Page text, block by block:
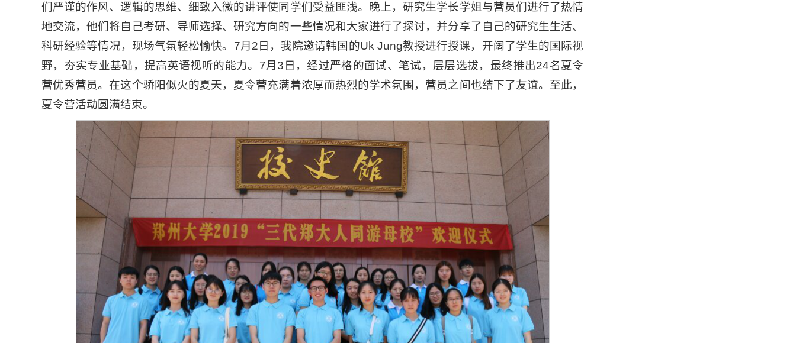
们严谨的作风、逻辑的思维、细致入微的讲评使同学们受益匪浅。晚上，研究生学长学姐与营员们进行了热情
地交流，他们将自己考研、导师选择、研究方向的一些情况和大家进行了探讨，并分享了自己的研究生生活、
科研经验等情况，现场气氛轻松愉快。7月2日，我院邀请韩国的Uk Jung教授进行授课，开阔了学生的国际视
野，夯实专业基础，提高英语视听的能力。7月3日，经过严格的面试、笔试，层层选拔，最终推出24名夏令
营优秀营员。在这个骄阳似火的夏天，夏令营充满着浓厚而热烈的学术氛围，营员之间也结下了友谊。至此，
夏令营活动圆满结束。